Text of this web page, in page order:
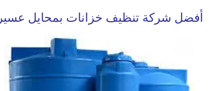
أفضل شركة تنظيف خزانات بمحايل عسير